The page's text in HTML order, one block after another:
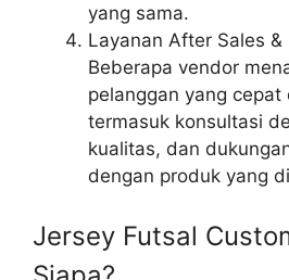
yang sama.
Layanan After Sales &
Beberapa vendor
pelanggan yang cepat
termasuk konsultasi
kualitas, dan
dengan produk yang
Jersey Futsal